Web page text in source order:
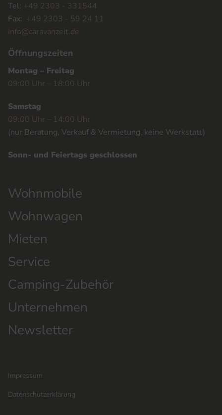
Tel: +49 2303 - 331544
Fax: +49 2303 - 59 24 11
info@caravanzeit.de
Öffnungszeiten
Montag – Freitag
09:00 Uhr – 18:00 Uhr
Samstag
09:00 Uhr – 14:00 Uhr
(nur Beratung, Verkauf & Vermietung, keine Werkstatt)
Sonn- und Feiertags geschlossen
Wohnmobile
Wohnwagen
Mieten
Service
Camping-Zubehör
Unternehmen
Newsletter
Impressum
Datenschutzerklärung